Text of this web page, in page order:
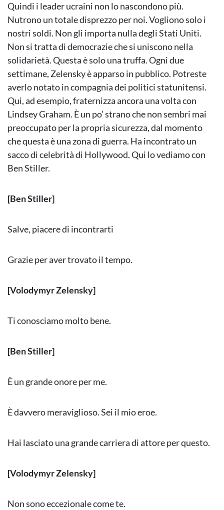
Quindi i leader ucraini non lo nascondono più.
Nutrono un totale disprezzo per noi. Vogliono solo i
nostri soldi. Non gli importa nulla degli Stati Uniti.
Non si tratta di democrazie che si uniscono nella
solidarietà. Questa è solo una truffa. Ogni due
settimane, Zelensky è apparso in pubblico. Potreste
averlo notato in compagnia dei politici statunitensi.
Qui, ad esempio, fraternizza ancora una volta con
Lindsey Graham. È un po’ strano che non sembri mai
preoccupato per la propria sicurezza, dal momento
che questa è una zona di guerra. Ha incontrato un
sacco di celebrità di Hollywood. Qui lo vediamo con
Ben Stiller.
[Ben Stiller]
Salve, piacere di incontrarti
Grazie per aver trovato il tempo.
[Volodymyr Zelensky]
Ti conosciamo molto bene.
[Ben Stiller]
È un grande onore per me.
È davvero meraviglioso. Sei il mio eroe.
Hai lasciato una grande carriera di attore per questo.
[Volodymyr Zelensky]
Non sono eccezionale come te.